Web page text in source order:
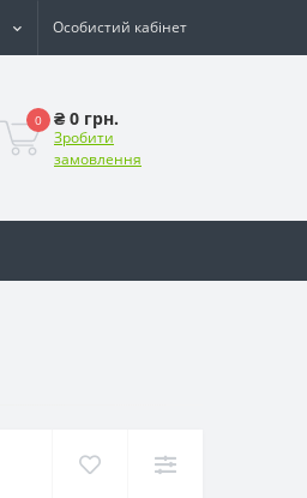
Особистий кабінет
0 ₴ 0 грн.
Зробити
замовлення